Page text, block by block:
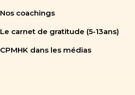
Nos coachings
Le carnet de gratitude (5-13ans)
CPMHK dans les médias